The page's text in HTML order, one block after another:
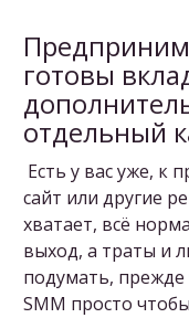
готовы
отдельный
Есть у вас уже, к
сайт или другие
хватает, всё
выход, а траты и
подумать,
SMM просто